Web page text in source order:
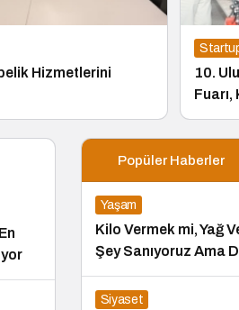
Hizmetlerini
Startup
10.
Fuarı,
Olmaya
Popüler Haberler
Yaşam
Kilo Vermek mi, Yağ
Şey Sanıyoruz Ama
Siyaset